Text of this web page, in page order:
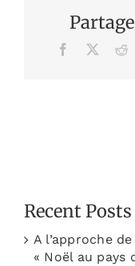
Facebook
Recent Posts
A l’approche
« Noël au pays